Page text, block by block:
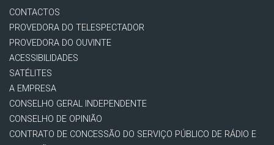
CONTACTOS
PROVEDORA DO TELESPECTADOR
PROVEDORA DO OUVINTE
ACESSIBILIDADES
SATÉLITES
A EMPRESA
CONSELHO GERAL INDEPENDENTE
CONSELHO DE OPINIÃO
CONTRATO DE CONCESSÃO DO SERVIÇO PÚBLICO DE RÁDIO E